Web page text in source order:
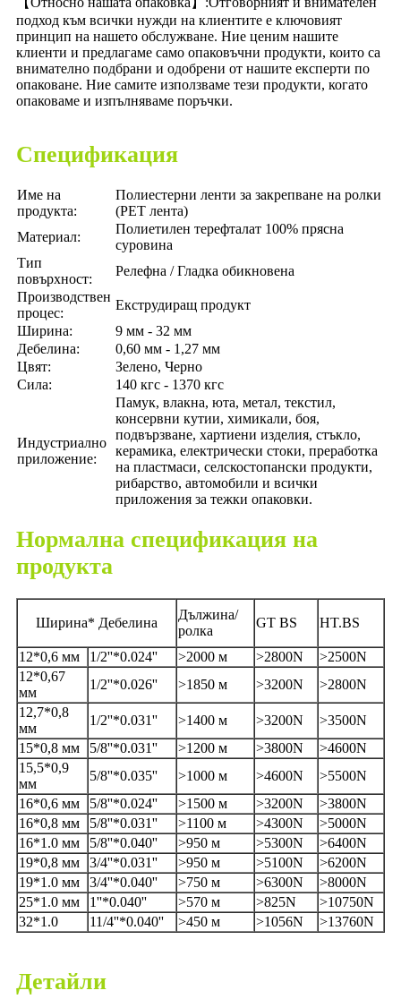
подход към всички нужди на клиентите е ключовият
принцип на нашето обслужване. Ние ценим нашите
клиенти и предлагаме само опаковъчни продукти, които са
внимателно подбрани и одобрени от нашите експерти по
опаковане. Ние самите използваме тези продукти, когато
опаковаме и изпълняваме поръчки.
Спецификация
Име на
продукта:
Полиестерни ленти за закрепване на ролки
(PET лента)
Материал:
Полиетилен терефталат 100% прясна
суровина
Тип
повърхност:
Релефна / Гладка обикновена
Производствен
процес:
Екструдиращ продукт
Ширина:
9 мм - 32 мм
Дебелина:
0,60 мм - 1,27 мм
Цвят:
Зелено, Черно
Сила:
140 кгс - 1370 кгс
Индустриално
приложение:
Памук, влакна, юта, метал, текстил,
консервни кутии, химикали, боя,
подвързване, хартиени изделия, стъкло,
керамика, електрически стоки, преработка
на пластмаси, селскостопански продукти,
рибарство, автомобили и всички
приложения за тежки опаковки.
Нормална спецификация на
продукта
Ширина* Дебелина
Дължина/
ролка
GT BS HT.BS
12*0,6 мм 1/2''*0.024'' >2000 м >2800N
>2500N
12*0,67
мм
1/2''*0.026'' >1850 м >3200N
>2800N
12,7*0,8
мм
1/2''*0.031'' >1400 м >3200N
>3500N
15*0,8 мм
5/8''*0.031'' >1200 м >3800N
>4600N
15,5*0,9
мм
5/8''*0.035'' >1000 м >4600N
>5500N
16*0,6 мм
5/8''*0.024'' >1500 м >3200N
>3800N
16*0,8 мм
5/8''*0.031'' >1100 м >4300N
>5000N
16*1.0 мм
5/8''*0.040'' >950 м >5300N
>6400N
19*0,8 мм
3/4''*0.031'' >950 м >5100N
>6200N
19*1.0 мм
3/4''*0.040'' >750 м >6300N
>8000N
25*1.0 мм
1''*0.040'' >570 м >825N
>10750N
32*1.0
11/4''*0.040'' >450 м >1056N >13760N
Детайли